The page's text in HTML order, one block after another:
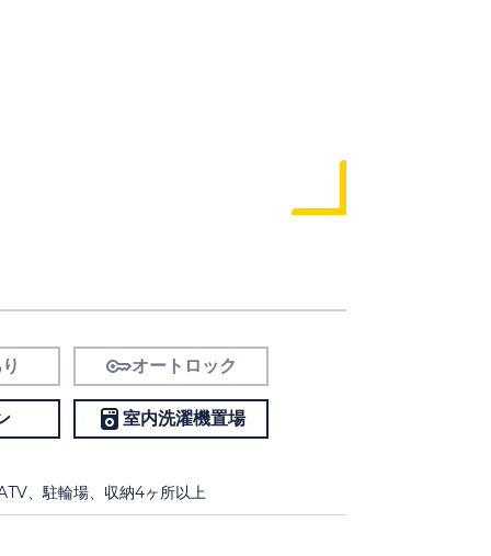
オートロック
室内洗濯機置場
、駐輪場、収納4ヶ所以上